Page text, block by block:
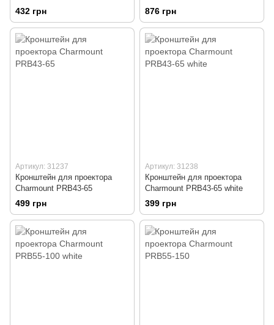
432 грн 876 грн
Артикул: 31237
Кронштейн для проектора
Charmount PRB43-65
499 грн
Артикул: 31238
Кронштейн для проектора
Charmount PRB43-65 white
399 грн